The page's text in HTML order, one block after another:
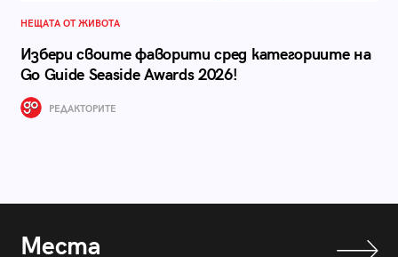
НЕЩАТА ОТ ЖИВОТА
Избери своите фаворити сред категориите на
Go Guide Seaside Awards 2026!
РЕДАКТОРИТЕ
Места